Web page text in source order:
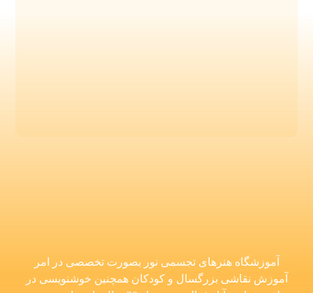
آموزشگاه هنرهای تجسمی نور بصورت تخصصی در امر
آموزش نقاشی بزرگسال و کودکان همچنین خوشنویسی در